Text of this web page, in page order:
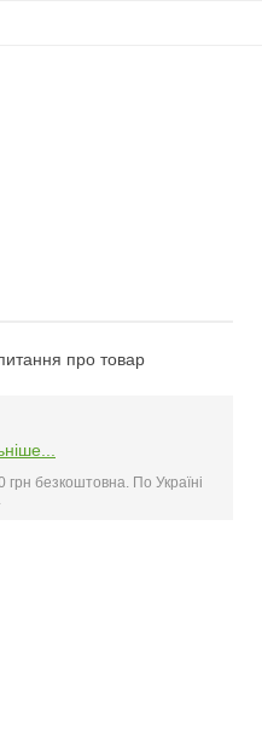
про товар
грн безкоштовна. По Україні